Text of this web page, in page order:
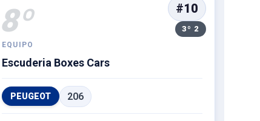
8º #10
3º 2
EQUIPO
Escuderia Boxes Cars
PEUGEOT 206